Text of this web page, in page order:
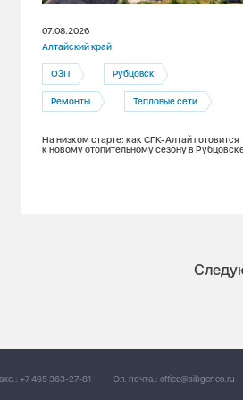
07.08.2026
Алтайский край
ОЗП Рубцовск
Ремонты Тепловые сети
На низком старте: как СГК-Алтай готовится
к новому отопительному сезону в
+7 495 363-27-81 Эл. почта.: office@sibgenco.ru